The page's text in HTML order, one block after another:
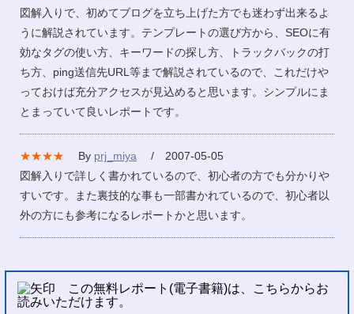
図解入りで、初めてブログを立ち上げた方でも迷わず出来るよ
うに解説されています。テンプレートの選び方から、SEOに有
効なタグの使い方、キーワードの探し方、トラックバックの打
ち方、ping送信先URL等まで解説されているので、これだけや
っておけば充分アクセスが見込めると思います。シンプルにま
とまっていて良いレポートです。
★★★★ By prj_miya
/ 2007-05-05
図解入りで詳しく書かれているので、初心者の方でも分かりや
すいです。また裏技的な事も一部書かれているので、初心者以
外の方にも参考になるレポートかと思います。
この無料レポート(電子書籍)は、こちらからお
読みいただけます。